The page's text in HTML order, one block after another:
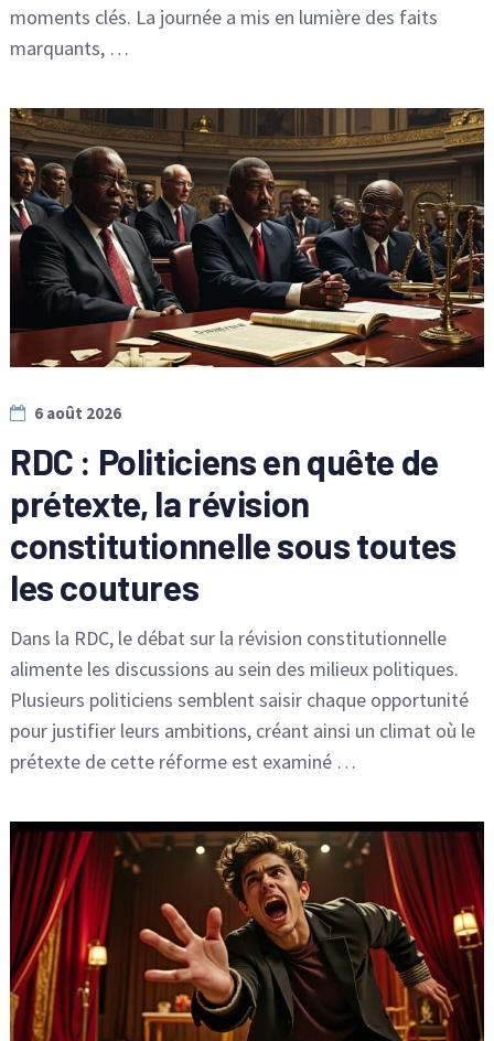
moments clés. La journée a mis en lumière des faits
marquants, …
6 août 2026
RDC : Politiciens en quête de
prétexte, la révision
constitutionnelle sous toutes
les coutures
Dans la RDC, le débat sur la révision constitutionnelle
alimente les discussions au sein des milieux politiques.
Plusieurs politiciens semblent saisir chaque opportunité
pour justifier leurs ambitions, créant ainsi un climat où le
prétexte de cette réforme est examiné …